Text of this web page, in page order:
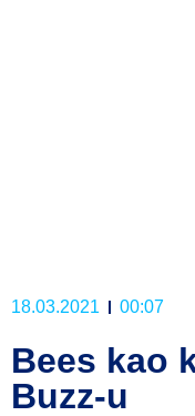
18.03.2021 00:07
Bees kao
Buzz-u